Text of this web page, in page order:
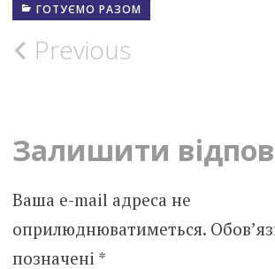
ГОТУЄМО РАЗОМ
Post
Previous
Залишити
Ваша e-mail адреса не
оприлюднюватиметься.
позначені *